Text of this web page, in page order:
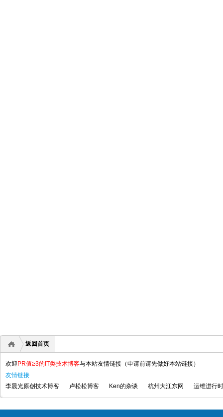
返回首页
欢迎 PR值≥3的IT类技术博客与本站友情链接（申请前请先做好本站链接）
友情链接
李晨光原创技术博客
卢松松博客 Ken的杂谈 杭州大江东网 运维进行时